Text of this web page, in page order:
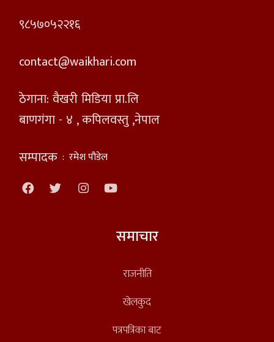
९८५७०५२२१६
contact@waikhari.com
ठेगाना: वैखरी मिडिया प्रा.लि
बाणगंगा - ४ , कपिलवस्तु ,नेपाल
सम्पादक : रमेश पौडेल
समाचार
राजनीति
खेलकुद
पत्रपत्रिका बाट